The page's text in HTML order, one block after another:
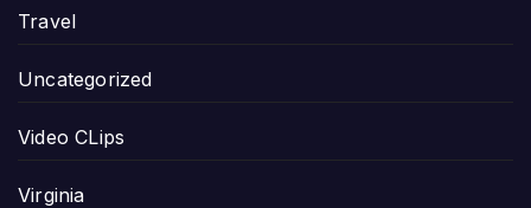
Travel
Uncategorized
Video CLips
Virginia